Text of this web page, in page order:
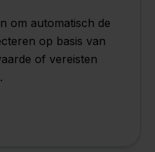
om automatisch de
op basis van
of vereisten